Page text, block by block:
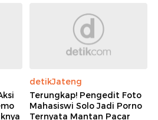
detikJateng
Terungkap! Pengedit Foto
Mahasiswi Solo Jadi Porno
Ternyata Mantan Pacar